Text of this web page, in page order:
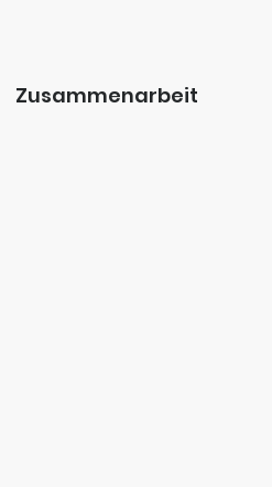
Zusammenarbeit